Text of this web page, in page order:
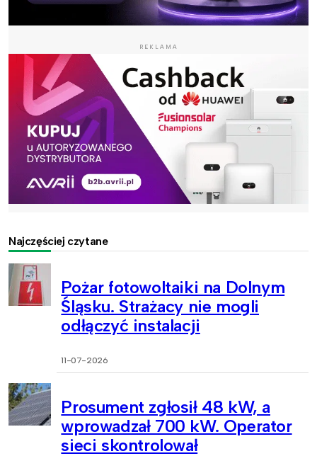
REKLAMA
Najczęściej czytane
Pożar fotowoltaiki na Dolnym
Śląsku. Strażacy nie mogli
odłączyć instalacji
11-07-2026
Prosument zgłosił 48 kW, a
wprowadzał 700 kW. Operator
sieci skontrolował